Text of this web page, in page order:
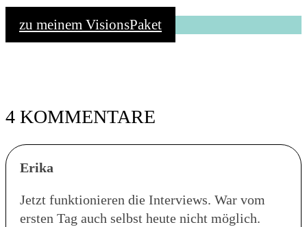
zu meinem VisionsPaket
4 KOMMENTARE
Erika
Jetzt funktionieren die Interviews. War vom
ersten Tag auch selbst heute nicht möglich.